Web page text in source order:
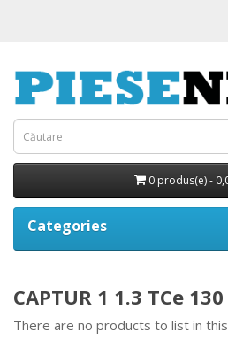
0 produs(e) -
Categories
CAPTUR 1 1.3 TCe
There are no products to list in